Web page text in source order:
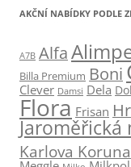
AKČNÍ NABÍDKY PODLE
A7B Alfa
Billa Premium Boni
Clever Damsi Dela
Flora Frisan
Jaroměřická
Karlova Koruna